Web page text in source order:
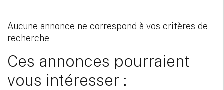
Aucune annonce ne correspond à vos critères de
recherche
Ces annonces pourraient
vous intéresser :